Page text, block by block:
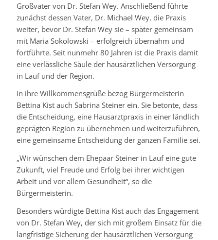
Großvater von Dr. Stefan Wey. Anschließend führte
zunächst dessen Vater, Dr. Michael Wey, die Praxis
weiter, bevor Dr. Stefan Wey sie – später gemeinsam
mit Maria Sokolowski – erfolgreich übernahm und
fortführte. Seit nunmehr 80 Jahren ist die Praxis damit
eine verlässliche Säule der hausärztlichen Versorgung
in Lauf und der Region.
In ihre Willkommensgrüße bezog Bürgermeisterin
Bettina Kist auch Sabrina Steiner ein. Sie betonte, dass
die Entscheidung, eine Hausarztpraxis in einer ländlich
geprägten Region zu übernehmen und weiterzuführen,
eine gemeinsame Entscheidung der ganzen Familie sei.
„Wir wünschen dem Ehepaar Steiner in Lauf eine gute
Zukunft, viel Freude und Erfolg bei ihrer wichtigen
Arbeit und vor allem Gesundheit“, so die
Bürgermeisterin.
Besonders würdigte Bettina Kist auch das Engagement
von Dr. Stefan Wey, der sich mit großem Einsatz für die
langfristige Sicherung der hausärztlichen Versorgung